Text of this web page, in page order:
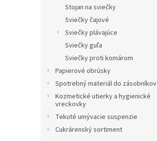
Stojan na sviečky
Sviečky čajové
Sviečky plávajúce
Sviečky guľa
Sviečky proti komárom
Papierové obrúsky
Spotrebný materiál do zásobníkov
Kozmetické utierky a hygienické
vreckovky
Tekuté umývacie suspenzie
Cukrárenský sortiment